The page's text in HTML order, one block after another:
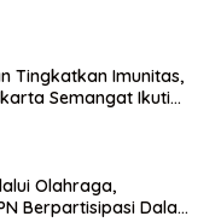
Tingkatkan Imunitas,
Semangat Ikuti
Olahraga,
Berpartisipasi Dalam